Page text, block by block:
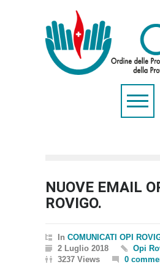
NUOVE EMAIL
ROVIGO.
In COMUNICATI OPI
2 Luglio 2018
Opi
3237 Views
0